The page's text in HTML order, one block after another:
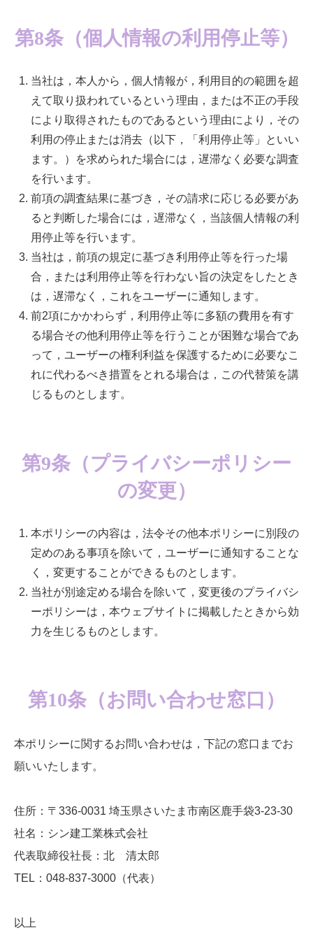
第8条（個人情報の利用停止等）
当社は，本人から，個人情報が，利用目的の範囲を超
えて取り扱われているという理由，または不正の手段
により取得されたものであるという理由により，その
利用の停止または消去（以下，「利用停止等」といい
ます。）を求められた場合には，遅滞なく必要な調査
を行います。
前項の調査結果に基づき，その請求に応じる必要があ
ると判断した場合には，遅滞なく，当該個人情報の利
用停止等を行います。
当社は，前項の規定に基づき利用停止等を行った場
合，または利用停止等を行わない旨の決定をしたとき
は，遅滞なく，これをユーザーに通知します。
前2項にかかわらず，利用停止等に多額の費用を有す
る場合その他利用停止等を行うことが困難な場合であ
って，ユーザーの権利利益を保護するために必要なこ
れに代わるべき措置をとれる場合は，この代替策を講
じるものとします。
第9条（プライバシーポリシー
の変更）
本ポリシーの内容は，法令その他本ポリシーに別段の
定めのある事項を除いて，ユーザーに通知することな
く，変更することができるものとします。
当社が別途定める場合を除いて，変更後のプライバシ
ーポリシーは，本ウェブサイトに掲載したときから効
力を生じるものとします。
第10条（お問い合わせ窓口）
本ポリシーに関するお問い合わせは，下記の窓口までお
願いいたします。
住所：〒336-0031 埼玉県さいたま市南区鹿手袋3-23-30
社名：シン建工業株式会社
代表取締役社長：北 清太郎
TEL：048-837-3000（代表）
以上